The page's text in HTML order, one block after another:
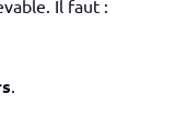
Il faut :